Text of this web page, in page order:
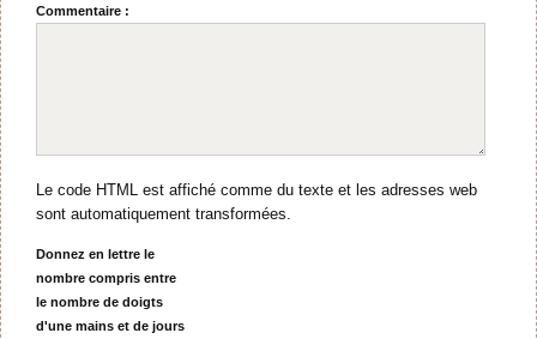
Commentaire :
Le code HTML est affiché comme du texte et les adresses web
sont automatiquement transformées.
Donnez en lettre le
nombre compris entre
le nombre de doigts
d'une mains et de jours